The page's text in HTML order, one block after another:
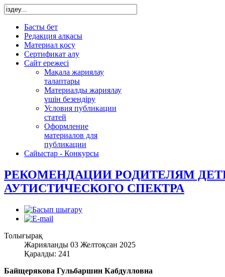
Басты бет
Редакция алқасы
Материал қосу
Сертификат алу
Сайт ережесі
Мақала жариялау
талаптары
Материалды жариялау
үшін безендіру
Условия публикации
статей
Оформление
материалов для
публикации
Сайыстар - Конкурсы
РЕКОМЕНДАЦИИ РОДИТЕЛЯМ
АУТИСТИЧЕСКОГО СПЕКТРА
Толығырақ
Жарияланды 03 Желтоқсан 2025
Қаралды: 241
Байщерякова Гульбаршин Кабдулловна